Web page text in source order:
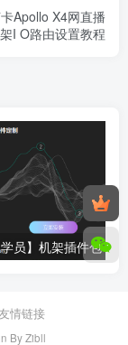
Apollo X4网直播
I O路由设置教程
情链接
By Zibll